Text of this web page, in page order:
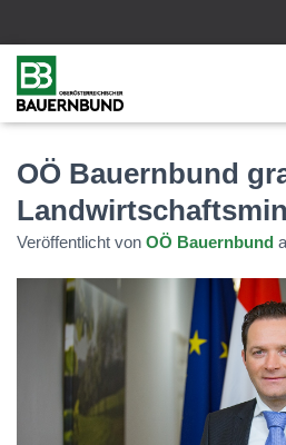
OÖ Bauernbund
Veröffentlicht von OÖ Bauernbund